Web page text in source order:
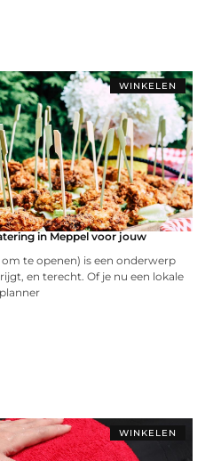
WINKELEN
in Meppel voor jouw
te openen) is een onderwerp
en terecht. Of je nu een lokale
WINKELEN